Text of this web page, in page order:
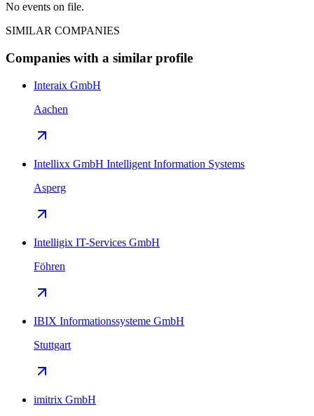
No events on file.
SIMILAR COMPANIES
Companies with a similar profile
Interaix GmbH
Aachen
Intellixx GmbH Intelligent Information Systems
Asperg
Intelligix IT-Services GmbH
Föhren
IBIX Informationssysteme GmbH
Stuttgart
imitrix GmbH